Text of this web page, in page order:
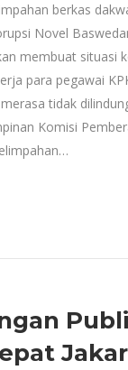
berkas
Novel
membuat situasi
para pegawai
tidak
Komisi